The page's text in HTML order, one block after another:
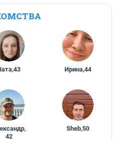
,43 Ирина,44
,
42
Sheb,50